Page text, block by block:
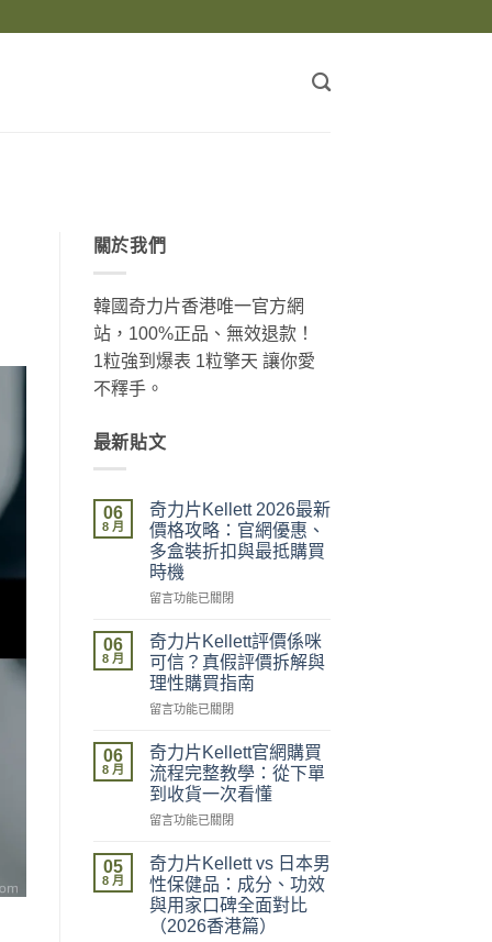
關於我們
韓國奇力片香港唯一官方網
站，100%正品、無效退款！
1粒強到爆表 1粒擎天 讓你愛
不釋手。
最新貼文
06
8 月
奇力片Kellett 2026最新
價格攻略：官網優惠、
多盒裝折扣與最抵購買
時機
在
力
片
Kellett
2026
最
價
格
攻
略：
官
優
惠、
多
盒
留言功能已關閉
06
8 月
奇力片Kellett評價係咪
可信？真假評價拆解與
理性購買指南
在
力
片
Kellett
評
價
咪
可
信？
真
留言功能已關閉
06
8 月
奇力片Kellett官網購買
流程完整教學：從下單
到收貨一次看懂
在
力
片
Kellett
官
留言功能已關閉
05
8 月
奇力片Kellett vs 日本男
性保健品：成分、功效
與用家口碑全面對比
（2026香港篇）